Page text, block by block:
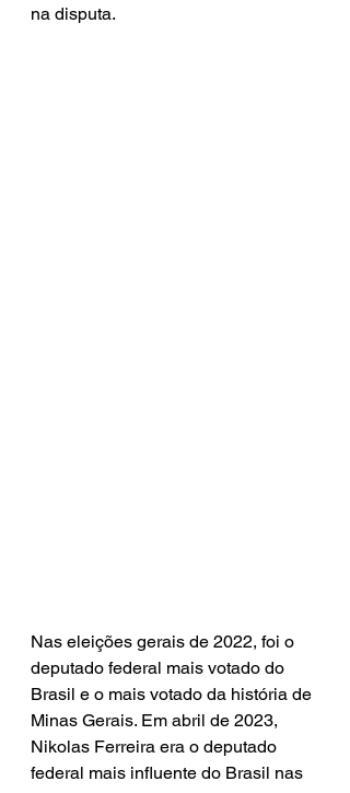
na disputa.
Nas eleições gerais de 2022, foi o
deputado federal mais votado do
Brasil e o mais votado da história de
Minas Gerais. Em abril de 2023,
Nikolas Ferreira era o deputado
federal mais influente do Brasil nas